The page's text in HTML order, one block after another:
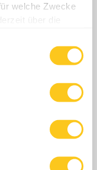
welche Zwecke
über die
Lage
genau sein
nach
Daten
in Tränen
singen die
Freiheit nach